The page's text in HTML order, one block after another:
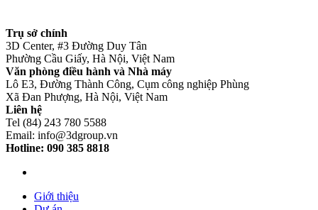
Trụ sở chính
3D Center, #3 Đường Duy Tân
Phường Cầu Giấy, Hà Nội, Việt Nam
Văn phòng điều hành và Nhà máy
Lô E3, Đường Thành Công, Cụm công nghiệp Phùng
Xã Đan Phượng, Hà Nội, Việt Nam
Liên hệ
Tel (84) 243 780 5588
Email: info@3dgroup.vn
Hotline: 090 385 8818
Giới thiệu